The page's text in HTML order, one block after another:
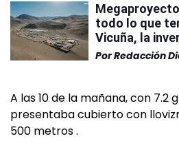
todo lo que
Vicuña, la
PorRedacción
A las 10 de la mañana, con 7.2
presentaba cubierto con
500 metros .